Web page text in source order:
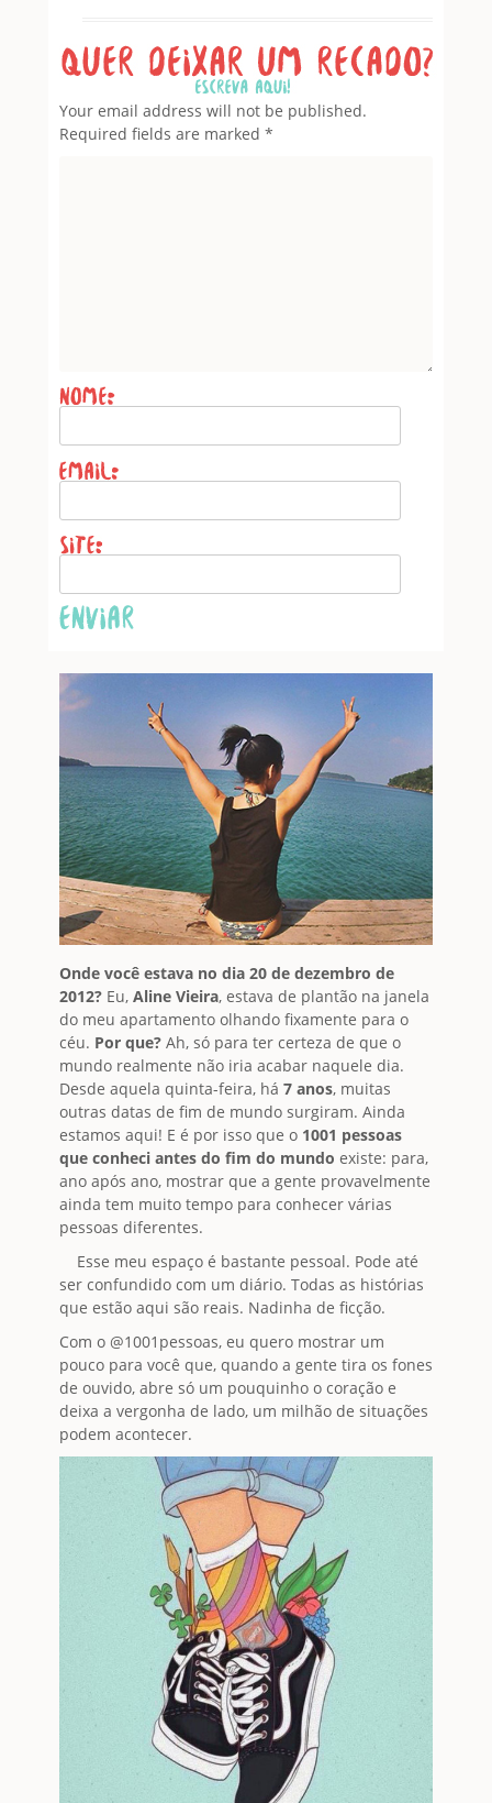
Leave a Reply
Your email address will not be published.
Required fields are marked *
*
Onde você estava no dia 20 de dezembro de
2012? Eu, Aline Vieira, estava de plantão na janela
do meu apartamento olhando fixamente para o
céu. Por que? Ah, só para ter certeza de que o
mundo realmente não iria acabar naquele dia.
Desde aquela quinta-feira, há 7 anos, muitas
outras datas de fim de mundo surgiram. Ainda
estamos aqui! E é por isso que o 1001 pessoas
que conheci antes do fim do mundo existe: para,
ano após ano, mostrar que a gente provavelmente
ainda tem muito tempo para conhecer várias
pessoas diferentes.
Esse meu espaço é bastante pessoal. Pode até
ser confundido com um diário. Todas as histórias
que estão aqui são reais. Nadinha de ficção.
Com o @1001pessoas, eu quero mostrar um
pouco para você que, quando a gente tira os fones
de ouvido, abre só um pouquinho o coração e
deixa a vergonha de lado, um milhão de situações
podem acontecer.